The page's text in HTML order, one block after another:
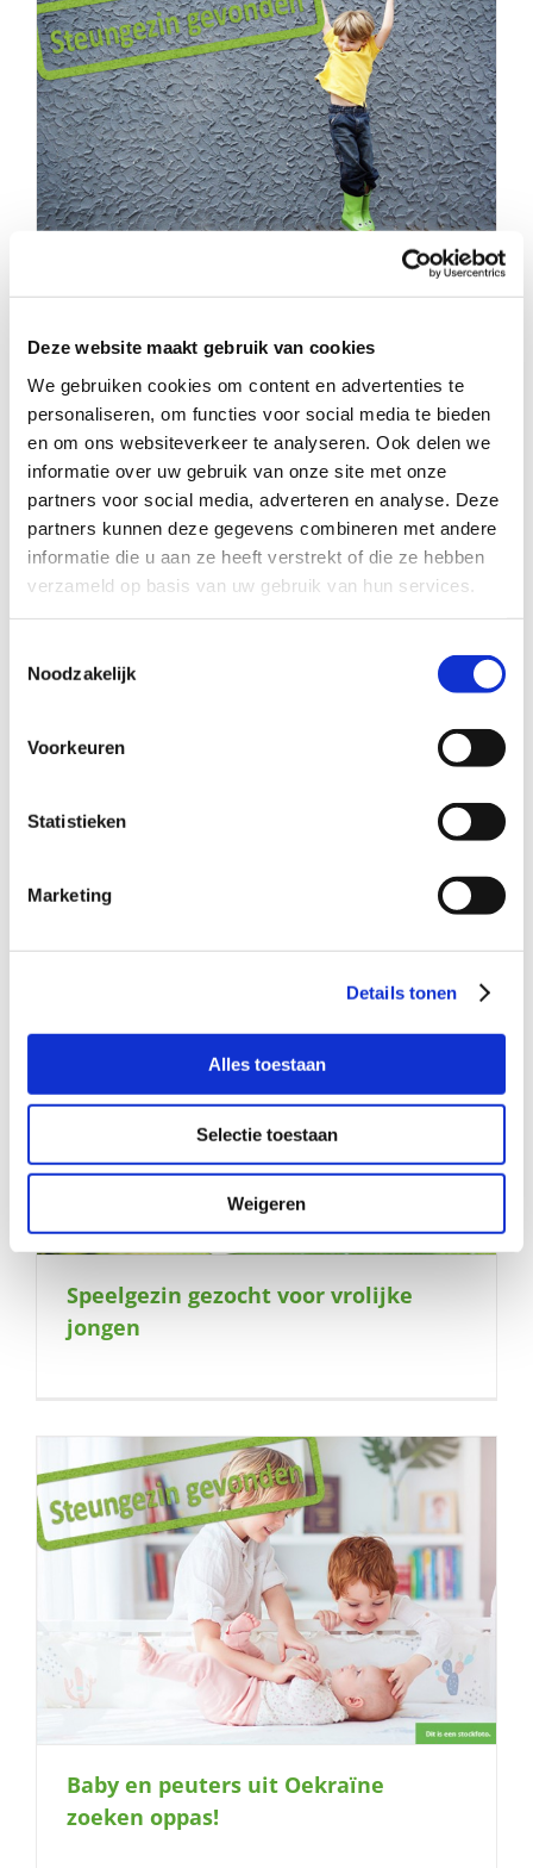
Deze website maakt gebruik van cookies
We gebruiken cookies om content en advertenties te
personaliseren, om functies voor social media te bieden
en om ons websiteverkeer te analyseren. Ook delen we
informatie over uw gebruik van onze site met onze
partners voor social media, adverteren en analyse. Deze
partners kunnen deze gegevens combineren met andere
informatie die u aan ze heeft verstrekt of die ze hebben
verzameld op basis van uw gebruik van hun services.
Noodzakelijk
Voorkeuren
Statistieken
Marketing
Details tonen
Alles toestaan
Selectie toestaan
Weigeren
periode heen?
met zijn taal?
Speelgezin gezocht voor vrolijke
jongen
Baby en peuters uit Oekraïne
zoeken oppas!